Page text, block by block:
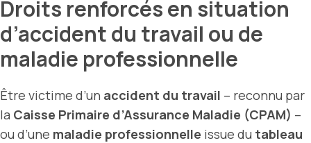
Droits renforcés en situation
d’accident du travail ou de
maladie professionnelle
Être victime d’un accident du travail – reconnu par
la Caisse Primaire d’Assurance Maladie (CPAM) –
ou d’une maladie professionnelle issue du tableau